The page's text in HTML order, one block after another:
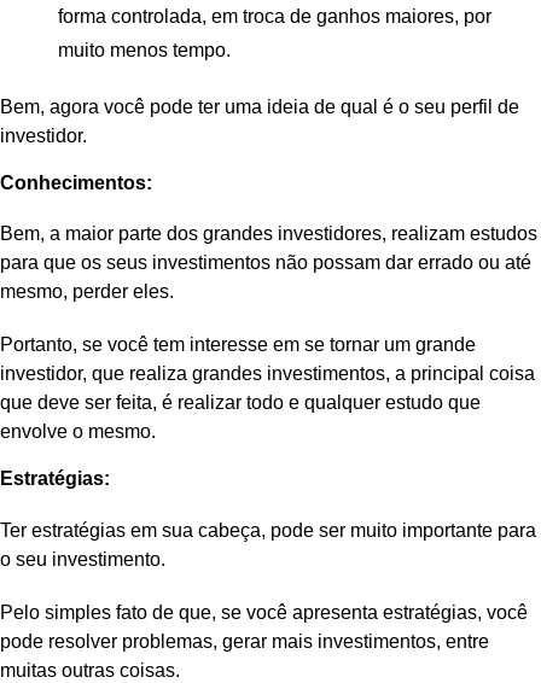
forma controlada, em troca de ganhos maiores, por
muito menos tempo.
Bem, agora você pode ter uma ideia de qual é o seu perfil de
investidor.
Conhecimentos:
Bem, a maior parte dos grandes investidores, realizam estudos
para que os seus investimentos não possam dar errado ou até
mesmo, perder eles.
Portanto, se você tem interesse em se tornar um grande
investidor, que realiza grandes investimentos, a principal coisa
que deve ser feita, é realizar todo e qualquer estudo que
envolve o mesmo.
Estratégias:
Ter estratégias em sua cabeça, pode ser muito importante para
o seu investimento.
Pelo simples fato de que, se você apresenta estratégias, você
pode resolver problemas, gerar mais investimentos, entre
muitas outras coisas.